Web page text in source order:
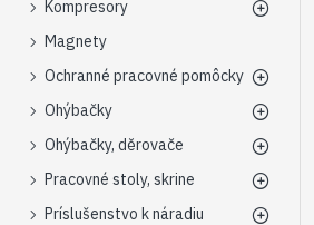
Kompresory
Magnety
Ochranné pracovné pomôcky
Ohýbačky
Ohýbačky, děrovače
Pracovné stoly, skrine
Príslušenstvo k náradiu